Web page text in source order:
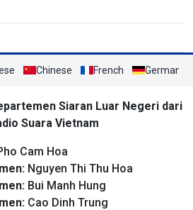
Chinese French German
Siaran Luar Negeri dari
Suara Vietnam
Cam Hoa
Nguyen Thi Thu Hoa
Bui Manh Hung
Cao Dinh Trung